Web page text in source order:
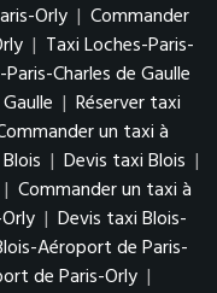
Orly | Commander
| Taxi Loches-Paris-
Charles de Gaulle
| Réserver taxi
un taxi à
| Devis taxi Blois |
| Commander un taxi à
| Devis taxi Blois-
Aéroport de Paris-
de Paris-Orly |